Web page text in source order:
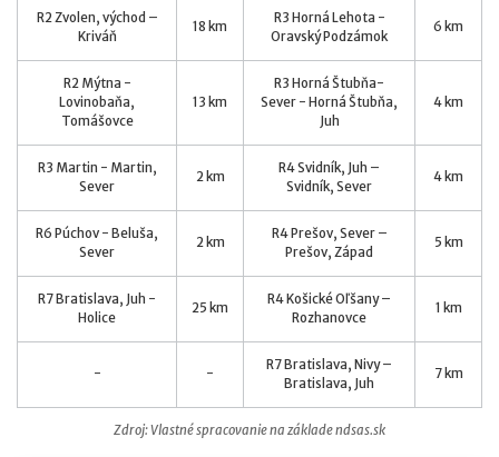
Zdroj: Vlastné spracovanie na základe ndsas.sk
R2 Zvolen, východ –
Kriváň
18 km
R3 Horná Lehota -
Oravský Podzámok
6 km
R2 Mýtna -
Lovinobaňa,
Tomášovce
13 km
R3 Horná Štubňa-
Sever - Horná Štubňa,
Juh
4 km
R3 Martin - Martin,
Sever
2 km
R4 Svidník, Juh –
Svidník, Sever
4 km
R6 Púchov - Beluša,
Sever
2 km
R4 Prešov, Sever –
Prešov, Západ
5 km
R7 Bratislava, Juh -
Holice
25 km
R4 Košické Oľšany –
Rozhanovce
1 km
- -
R7 Bratislava, Nivy –
Bratislava, Juh
7 km